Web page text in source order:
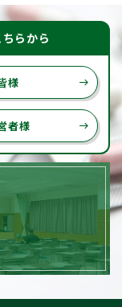
らから
様 east
者様 east